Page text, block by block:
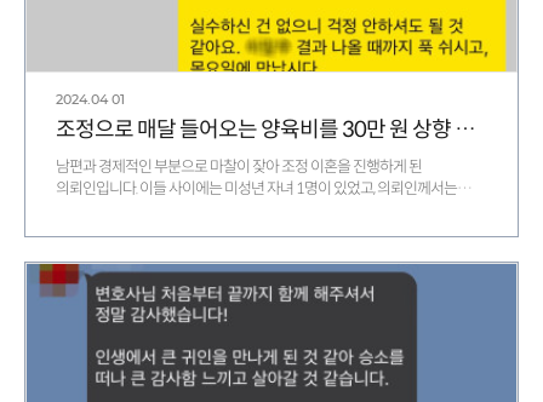
2024.04 01
조정으로 매달 들어오는 양육비를 30만 원 상향 조정한 의뢰인 후기
남편과 경제적인 부분으로 마찰이 잦아 조정 이혼을 진행하게 된
의뢰인입니다. 이들 사이에는 미성년 자녀 1명이 있었고, 의뢰인께서는